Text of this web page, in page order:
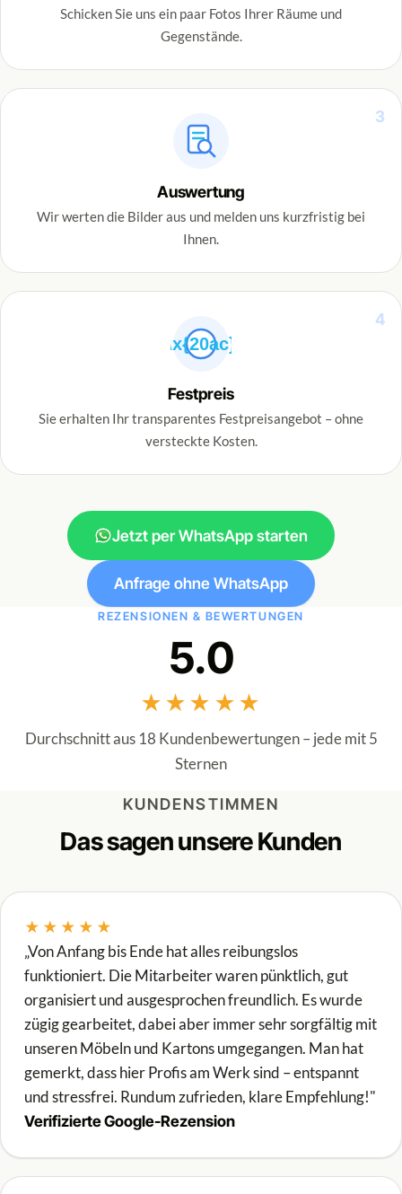
Schicken Sie uns ein paar Fotos Ihrer Räume und
Gegenstände.
3
Auswertung
Wir werten die Bilder aus und melden uns kurzfristig bei
Ihnen.
4
\x{20ac}
Festpreis
Sie erhalten Ihr transparentes Festpreisangebot – ohne
versteckte Kosten.
Jetzt per WhatsApp starten
Anfrage ohne WhatsApp
REZENSIONEN & BEWERTUNGEN
5.0
★★★★★
Durchschnitt aus 18 Kundenbewertungen – jede mit 5
Sternen
KUNDENSTIMMEN
Das sagen unsere Kunden
★★★★★
„Von Anfang bis Ende hat alles reibungslos
funktioniert. Die Mitarbeiter waren pünktlich, gut
organisiert und ausgesprochen freundlich. Es wurde
zügig gearbeitet, dabei aber immer sehr sorgfältig mit
unseren Möbeln und Kartons umgegangen. Man hat
gemerkt, dass hier Profis am Werk sind – entspannt
und stressfrei. Rundum zufrieden, klare Empfehlung!"
Verifizierte Google-Rezension